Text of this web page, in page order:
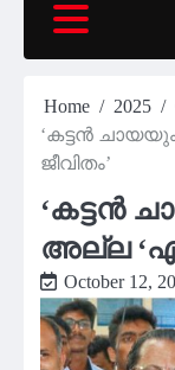
Home 2025
‘കട്ടന്‍
ജീവിതം’
‘കട്ടന്‍
അല്ല
October 12,